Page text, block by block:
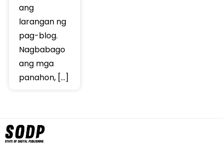
ang
larangan ng
pag-blog.
Nagbabago
ang mga
panahon, […]